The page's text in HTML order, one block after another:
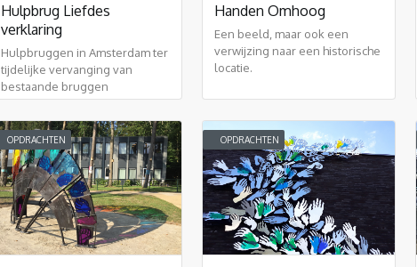
Hulpbrug Liefdes
verklaring
Hulpbruggen in Amsterdam ter
tijdelijke vervanging van
bestaande bruggen
Handen Omhoog
Een beeld, maar ook een
verwijzing naar een historische
locatie.
OPDRACHTEN OPDRACHTEN